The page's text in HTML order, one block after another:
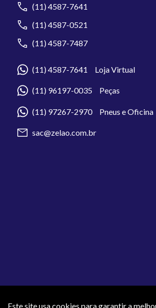
Este site usa cookies para garantir a
(11) 4587-7641
(11) 4587-0521
(11) 4587-7487
(11) 4587-7641 Loja Virtual
(11) 96197-0035 Peças
(11) 97267-2970 Pneus e Oficina
sac@zelao.com.br